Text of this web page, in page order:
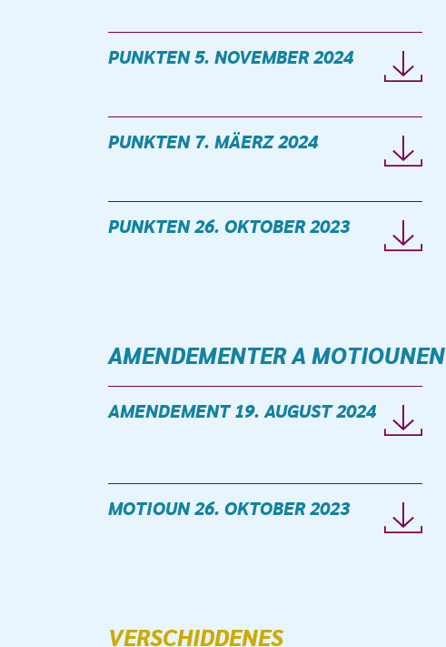
PUNKTEN 5. NOVEMBER 2024
PUNKTEN 7. MÄERZ 2024
PUNKTEN 26. OKTOBER 2023
AMENDEMENTER A MOTIOUNEN
AMENDEMENT 19. AUGUST 2024
MOTIOUN 26. OKTOBER 2023
VERSCHIDDENES